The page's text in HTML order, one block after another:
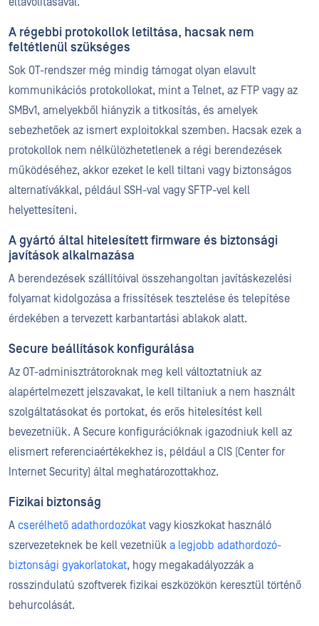
A régebbi protokollok letiltása, hacsak nem
feltétlenül szükséges
Sok OT-rendszer még mindig támogat olyan elavult
kommunikációs protokollokat, mint a Telnet, az FTP vagy az
SMBv1, amelyekből hiányzik a titkosítás, és amelyek
sebezhetőek az ismert exploitokkal szemben. Hacsak ezek a
protokollok nem nélkülözhetetlenek a régi berendezések
működéséhez, akkor ezeket le kell tiltani vagy biztonságos
alternatívákkal, például SSH-val vagy SFTP-vel kell
helyettesíteni.
A gyártó által hitelesített firmware és biztonsági
javítások alkalmazása
A berendezések szállítóival összehangoltan javításkezelési
folyamat kidolgozása a frissítések tesztelése és telepítése
érdekében a tervezett karbantartási ablakok alatt.
Secure beállítások konfigurálása
Az OT-adminisztrátoroknak meg kell változtatniuk az
alapértelmezett jelszavakat, le kell tiltaniuk a nem használt
szolgáltatásokat és portokat, és erős hitelesítést kell
bevezetniük. A Secure konfigurációknak igazodniuk kell az
elismert referenciaértékekhez is, például a CIS (Center for
Internet Security) által meghatározottakhoz.
Fizikai biztonság
A cserélhető adathordozókat vagy kioszkokat használó
szervezeteknek be kell vezetniük a legjobb adathordozó-
biztonsági gyakorlatokat, hogy megakadályozzák a
rosszindulatú szoftverek fizikai eszközökön keresztül történő
behurcolását.